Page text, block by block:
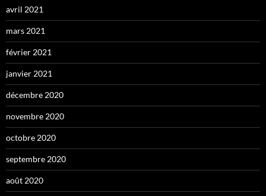
avril 2021
mars 2021
février 2021
janvier 2021
décembre 2020
novembre 2020
octobre 2020
septembre 2020
août 2020